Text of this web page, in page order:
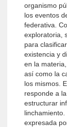
organismo
los eventos
federativa.
exploratoria,
para
existencia y
en la
así como la
los mismos.
responde a
estructurar
expresada